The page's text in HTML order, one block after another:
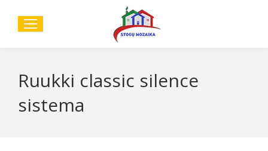
Ruukki classic silence
sistema